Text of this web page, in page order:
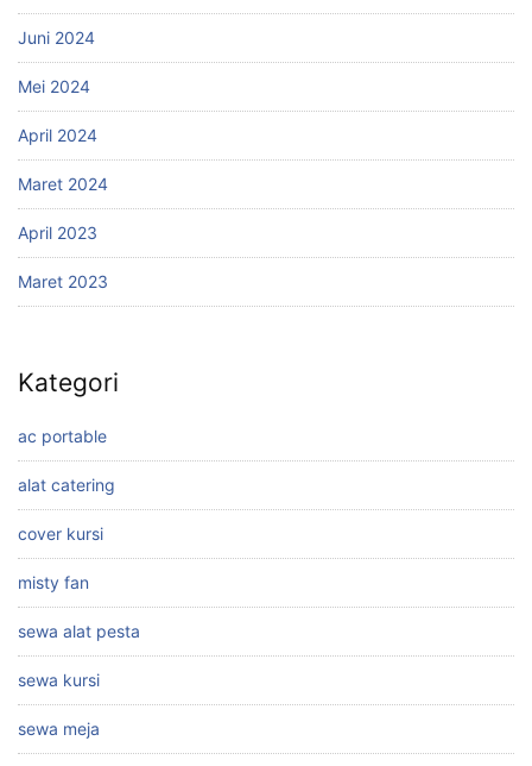
Juni 2024
Mei 2024
April 2024
Maret 2024
April 2023
Maret 2023
Kategori
ac portable
alat catering
cover kursi
misty fan
sewa alat pesta
sewa kursi
sewa meja